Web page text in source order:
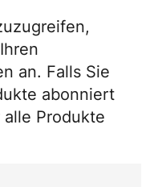
sind
an. Falls Sie
abonniert
Produkte